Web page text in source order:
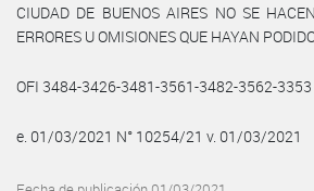
CIUDAD DE BUENOS AIRES NO SE
ERRORES U OMISIONES QUE HAYAN
OFI 3484-3426-3481-3561-3482-3562-3353
e. 01/03/2021 N° 10254/21 v. 01/03/2021